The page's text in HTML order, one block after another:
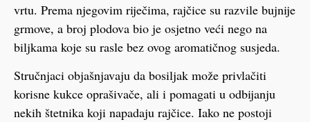
vrtu. Prema njegovim riječima, rajčice su razvile bujnije
grmove, a broj plodova bio je osjetno veći nego na
biljkama koje su rasle bez ovog aromatičnog susjeda.
Stručnjaci objašnjavaju da bosiljak može privlačiti
korisne kukce oprašivače, ali i pomagati u odbijanju
nekih štetnika koji napadaju rajčice. Iako ne postoji